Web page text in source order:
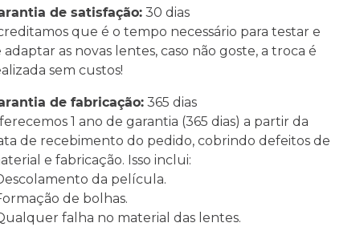
de satisfação:30 dias
que é o tempo necessário para testar e
adaptar as novas lentes, caso não goste, a troca é
sem custos!
de fabricação:365 dias
1 ano de garantia (365 dias) a partir da
de recebimento do pedido, cobrindo defeitos de
e fabricação. Isso inclui:
da película.
de bolhas.
falha no material das lentes.